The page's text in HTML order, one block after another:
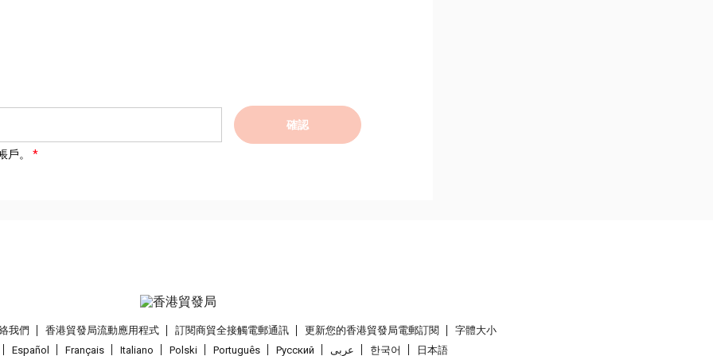
確認
。
我們 香港貿發局流動應用程式 訂閱商貿全接觸電郵通訊 更新您的香港貿發局電郵訂閱
字體大小
Español
Français Italiano Polski Português Pусский عربى 한국어 日本語